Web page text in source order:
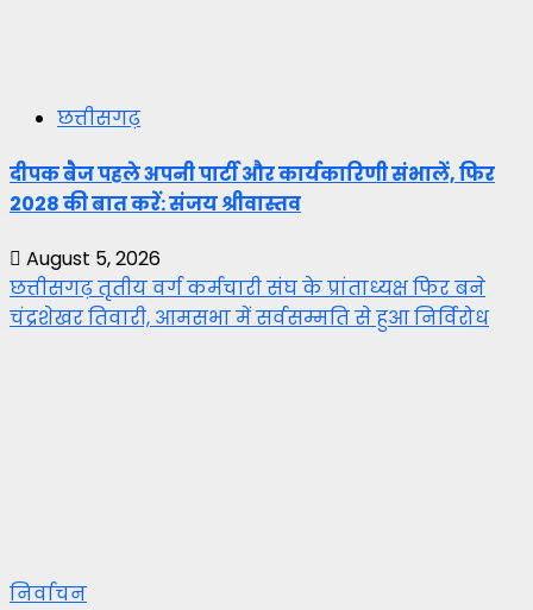
छत्तीसगढ़
दीपक बैज पहले अपनी पार्टी और कार्यकारिणी संभालें, फिर
2028 की बात करें: संजय श्रीवास्तव
August 5, 2026
छत्तीसगढ़ तृतीय वर्ग कर्मचारी संघ के प्रांताध्यक्ष फिर बने
चंद्रशेखर तिवारी, आमसभा में सर्वसम्मति से हुआ निर्विरोध
निर्वाचन